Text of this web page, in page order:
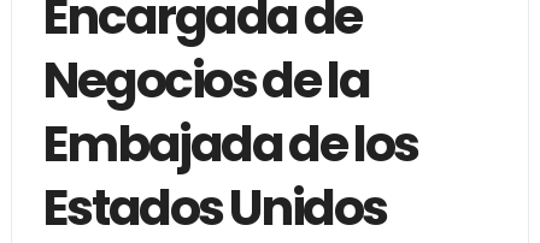
Encargada de
Negocios de la
Embajada de los
Estados Unidos